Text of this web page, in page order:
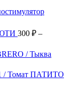
300 ₽ –
/ Тыква
/ Томат ПАТИТО